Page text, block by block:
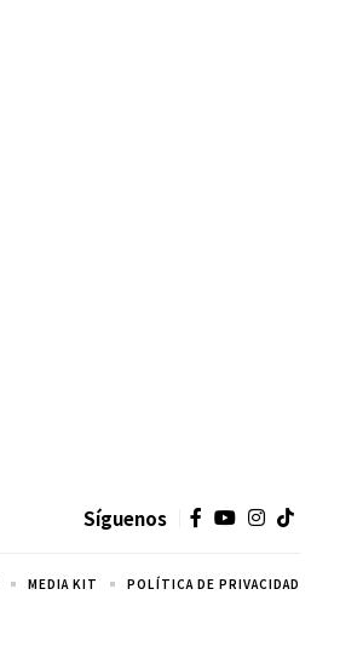
Síguenos
MEDIA KIT POLÍTICA DE PRIVACIDAD